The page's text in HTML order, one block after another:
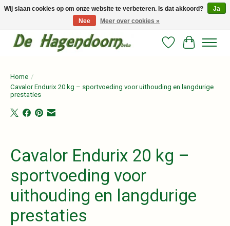
Persoonlijk advies en betrouwbare voeding voor jouw paard!
Verlanglijst
Home /
Cavalor Endurix 20 kg – sportvoeding voor uithouding en langdurige
prestaties
Cavalor Endurix 20 kg –
sportvoeding voor
uithouding en langdurige
prestaties
Wij slaan cookies op om onze website te verbeteren. Is dat akkoord?
Ja
Nee
Meer over cookies »